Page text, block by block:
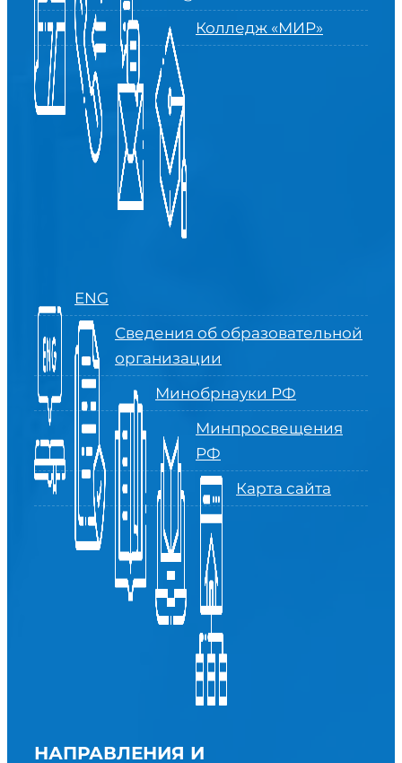
Колледж «МИР»
ENG
Сведения об образовательной
организации
Минобрнауки РФ
Минпросвещения
РФ
Карта сайта
НАПРАВЛЕНИЯ И